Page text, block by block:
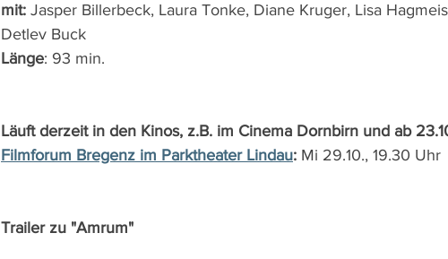
mit: Jasper Billerbeck, Laura Tonke, Diane Kruger, Lisa
Detlev Buck
Länge: 93 min.
Läuft derzeit in den Kinos, z.B. im Cinema Dornbirn und ab
Filmforum Bregenz im Parktheater Lindau: Mi 29.10., 19.30 Uhr
Trailer zu "Amrum"